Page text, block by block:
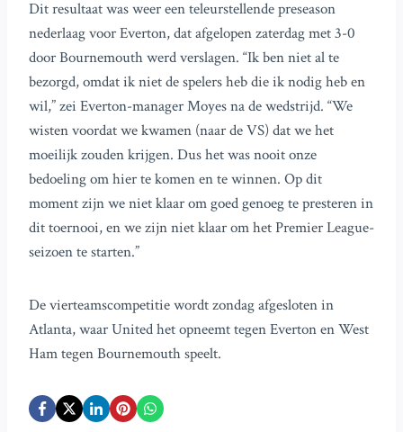
Dit resultaat was weer een teleurstellende preseason
nederlaag voor Everton, dat afgelopen zaterdag met 3-0
door Bournemouth werd verslagen. “Ik ben niet al te
bezorgd, omdat ik niet de spelers heb die ik nodig heb en
wil,” zei Everton-manager Moyes na de wedstrijd. “We
wisten voordat we kwamen (naar de VS) dat we het
moeilijk zouden krijgen. Dus het was nooit onze
bedoeling om hier te komen en te winnen. Op dit
moment zijn we niet klaar om goed genoeg te presteren in
dit toernooi, en we zijn niet klaar om het Premier League-
seizoen te starten.”
De vierteamscompetitie wordt zondag afgesloten in
Atlanta, waar United het opneemt tegen Everton en West
Ham tegen Bournemouth speelt.